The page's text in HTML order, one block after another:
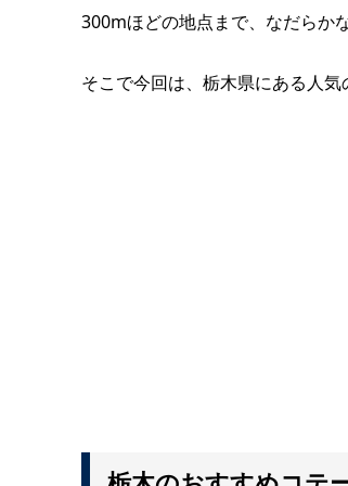
300mほどの地点まで、なだらか
そこで今回は、栃木県にある人